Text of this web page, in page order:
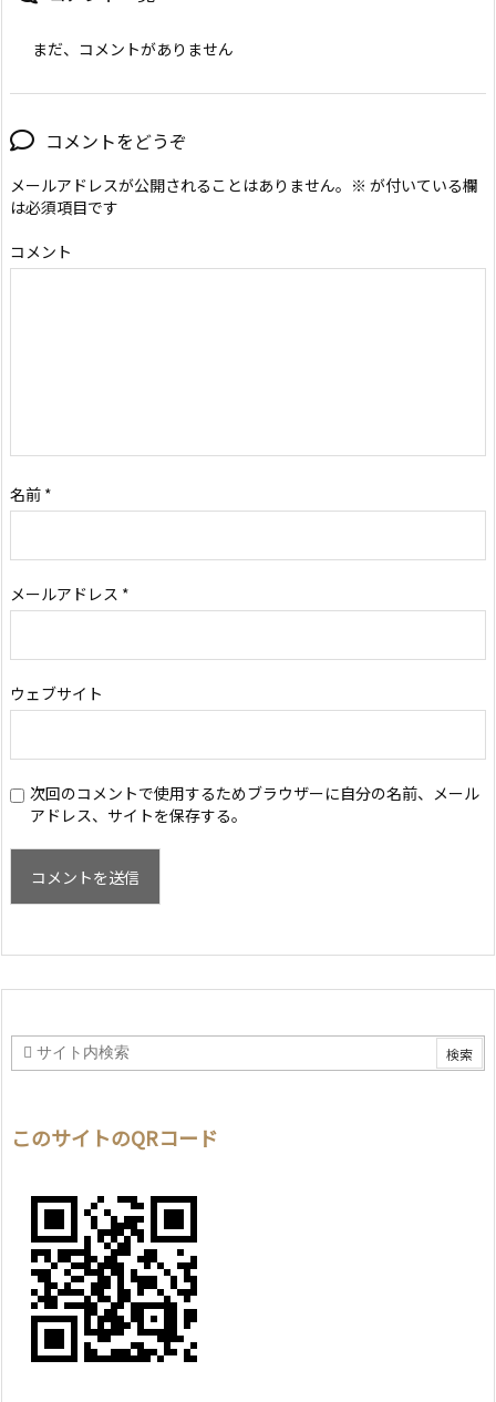
まだ、コメントがありません
コメントをどうぞ
メールアドレスが公開されることはありません。 ※ が付いている欄
は必須項目です
コメント
名前 *
メールアドレス *
ウェブサイト
次回のコメントで使用するためブラウザーに自分の名前、メール
アドレス、サイトを保存する。
このサイトのQRコード